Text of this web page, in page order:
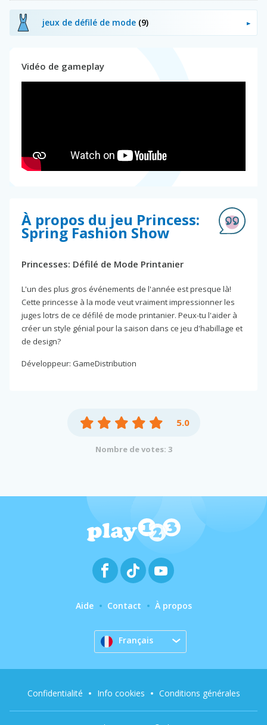
jeux de défilé de mode (9)
Vidéo de gameplay
À propos du jeu Princess:
Spring Fashion Show
Princesses: Défilé de Mode Printanier
L'un des plus gros événements de l'année est presque là!
Cette princesse à la mode veut vraiment impressionner les
juges lotrs de ce défilé de mode printanier. Peux-tu l'aider à
créer un style génial pour la saison dans ce jeu d'habillage et
de design?
Développeur: GameDistribution
5.0
Nombre de votes: 3
Aide Contact À propos
Français
Confidentialité Info cookies Conditions générales